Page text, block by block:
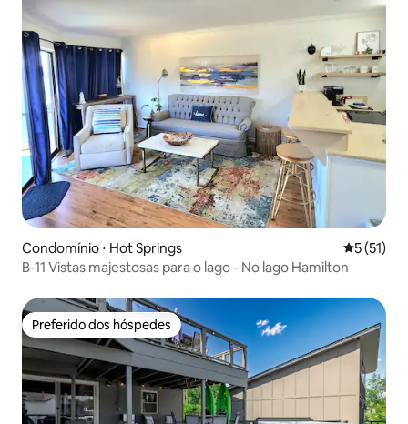
Condomínio ⋅ Hot Springs 5 de uma
5 (51)
B-11 Vistas majestosas para o lago - No lago Hamilton
Preferido dos hóspedes
Preferido dos hóspedes